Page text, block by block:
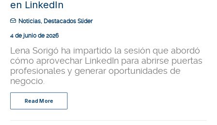
en LinkedIn
Noticias, Destacados Slider
4 de junio de 2026
Lena Sorigó ha impartido la sesión que abordó
cómo aprovechar LinkedIn para abrirse puertas
profesionales y generar oportunidades de
negocio.
Read More